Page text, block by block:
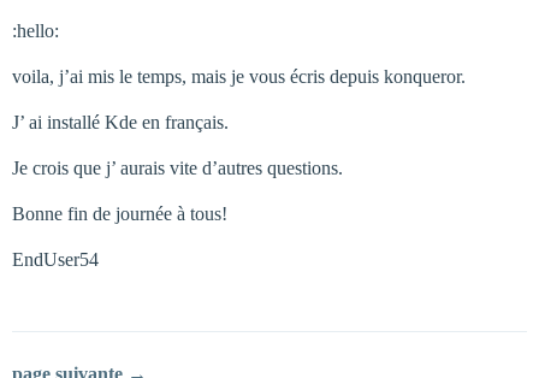
:hello:
voila, j’ai mis le temps, mais je vous écris depuis konqueror.
J’ ai installé Kde en français.
Je crois que j’ aurais vite d’autres questions.
Bonne fin de journée à tous!
EndUser54
page suivante →